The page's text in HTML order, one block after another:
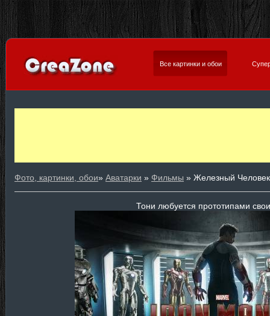
Все картинки и обои
Фото, картинки, обои» Аватарки » Фильмы » Железный
Тони любуется прототипами